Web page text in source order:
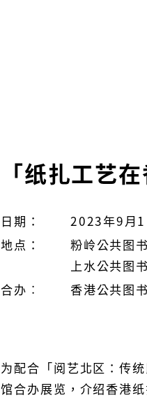
「纸扎工艺
日期：
2023年9月1
地点：
粉岭公共图
上水公共图
合办︰
香港公共图
为配合「阅艺北区：传
馆合办展览，介绍香港